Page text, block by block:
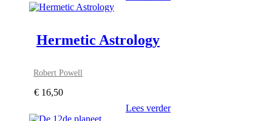
Hermetic Astrology
Robert Powell
€ 16,50
Lees verder